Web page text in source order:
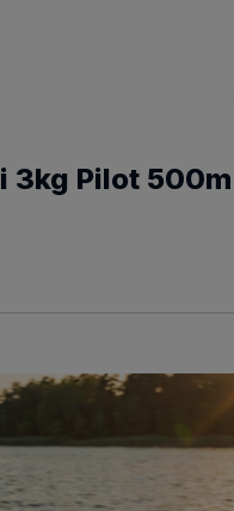
3kg Pilot 500m